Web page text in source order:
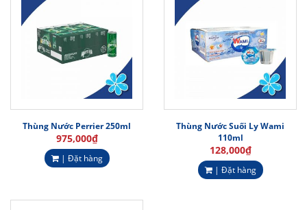
Thùng Nước Perrier 250ml
975,000₫
| Đặt hàng
Thùng Nước Suối Ly Wami
110ml
128,000₫
| Đặt hàng